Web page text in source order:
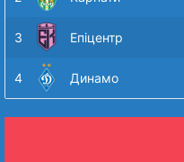
3 Епіцентр
4 Динамо